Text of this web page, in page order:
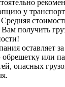
у
получить
оставляет
обрешетку или
опасных